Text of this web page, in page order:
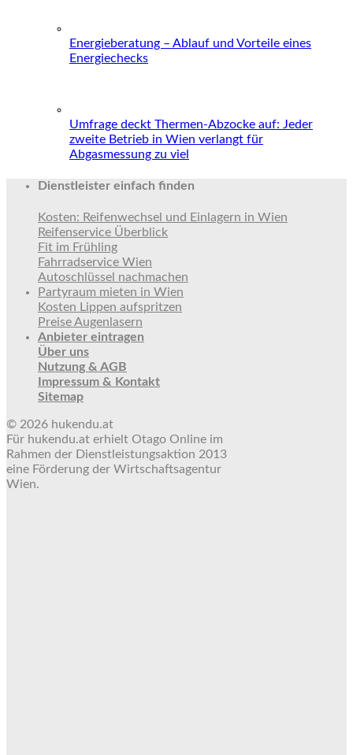
Energieberatung – Ablauf und Vorteile eines
Energiechecks
Umfrage deckt Thermen-Abzocke auf: Jeder
zweite Betrieb in Wien verlangt für
Abgasmessung zu viel
Dienstleister einfach finden
Kosten: Reifenwechsel und Einlagern in Wien
Reifenservice Überblick
Fit im Frühling
Fahrradservice Wien
Autoschlüssel nachmachen
Partyraum mieten in Wien
Kosten Lippen aufspritzen
Preise Augenlasern
Anbieter eintragen
Über uns
Nutzung & AGB
Impressum & Kontakt
Sitemap
© 2026 hukendu.at
Für hukendu.at erhielt Otago Online im
Rahmen der Dienstleistungsaktion 2013
eine Förderung der Wirtschaftsagentur
Wien.